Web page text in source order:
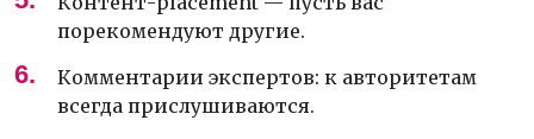
порекомендуют другие.
Комментарии экспертов: к авторитетам
всегда прислушиваются.